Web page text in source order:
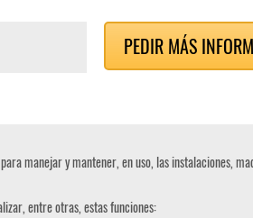
PEDIR MÁS
manejar y mantener, en uso, las instalaciones,
entre otras, estas funciones: